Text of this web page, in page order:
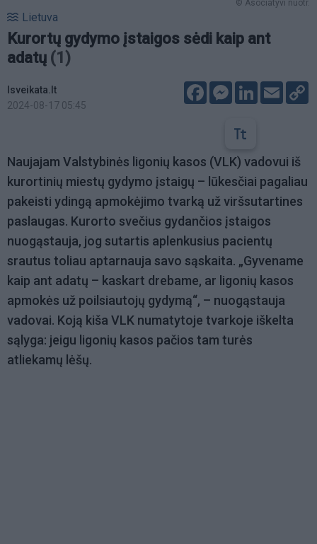
© Asociatyvi nuotr.
Lietuva
Kurortų gydymo įstaigos sėdi kaip ant
adatų (1)
lsveikata.lt
2024-08-17 05:45
FacebookMessenger
LinkedIn
Email
Naujajam Valstybinės ligonių kasos (VLK) vadovui iš
kurortinių miestų gydymo įstaigų – lūkesčiai pagaliau
pakeisti ydingą apmokėjimo tvarką už viršsutartines
paslaugas. Kurorto svečius gydančios įstaigos
nuogąstauja, jog sutartis aplenkusius pacientų
srautus toliau aptarnauja savo sąskaita. „Gyvename
kaip ant adatų – kaskart drebame, ar ligonių kasos
apmokės už poilsiautojų gydymą“, – nuogąstauja
vadovai. Koją kiša VLK numatytoje tvarkoje iškelta
sąlyga: jeigu ligonių kasos pačios tam turės
atliekamų lėšų.